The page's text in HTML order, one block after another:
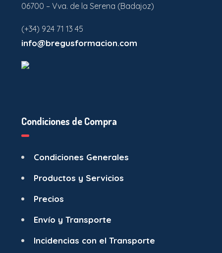
06700 – Vva. de la Serena (Badajoz)
(+34) 924 71 13 45
info@bregusformacion.com
Condiciones de Compra
Condiciones Generales
Productos y Servicios
Precios
Envío y Transporte
Incidencias con el Transporte